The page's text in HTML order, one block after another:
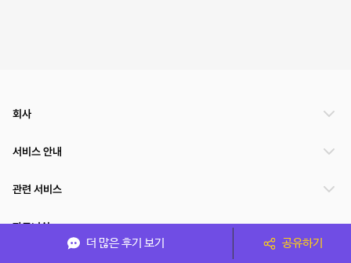
더 많은 후기 보기 공유하기
회사
서비스 안내
관련 서비스
파트너쉽